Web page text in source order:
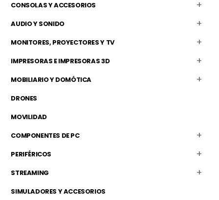
CONSOLAS Y ACCESORIOS
AUDIO Y SONIDO
MONITORES, PROYECTORES Y TV
IMPRESORAS E IMPRESORAS 3D
MOBILIARIO Y DOMÓTICA
DRONES
MOVILIDAD
COMPONENTES DE PC
PERIFÉRICOS
STREAMING
SIMULADORES Y ACCESORIOS